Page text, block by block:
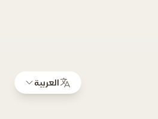
العربية